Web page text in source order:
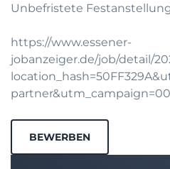
Unbefristete
https://www.essener-
jobanzeiger.de/job/detail/
BEWERBEN